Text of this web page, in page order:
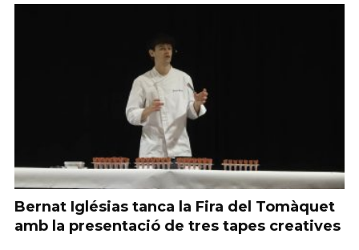
Bernat Iglésias tanca la Fira del Tomàquet
amb la presentació de tres tapes creatives